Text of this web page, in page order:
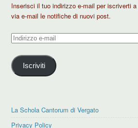
Inserisci il tuo indirizzo e-mail per iscriverti
via e-mail le notifiche di nuovi post.
Indirizzo
mail
Iscriviti
La Schola Cantorum di Vergato
Privacy Policy